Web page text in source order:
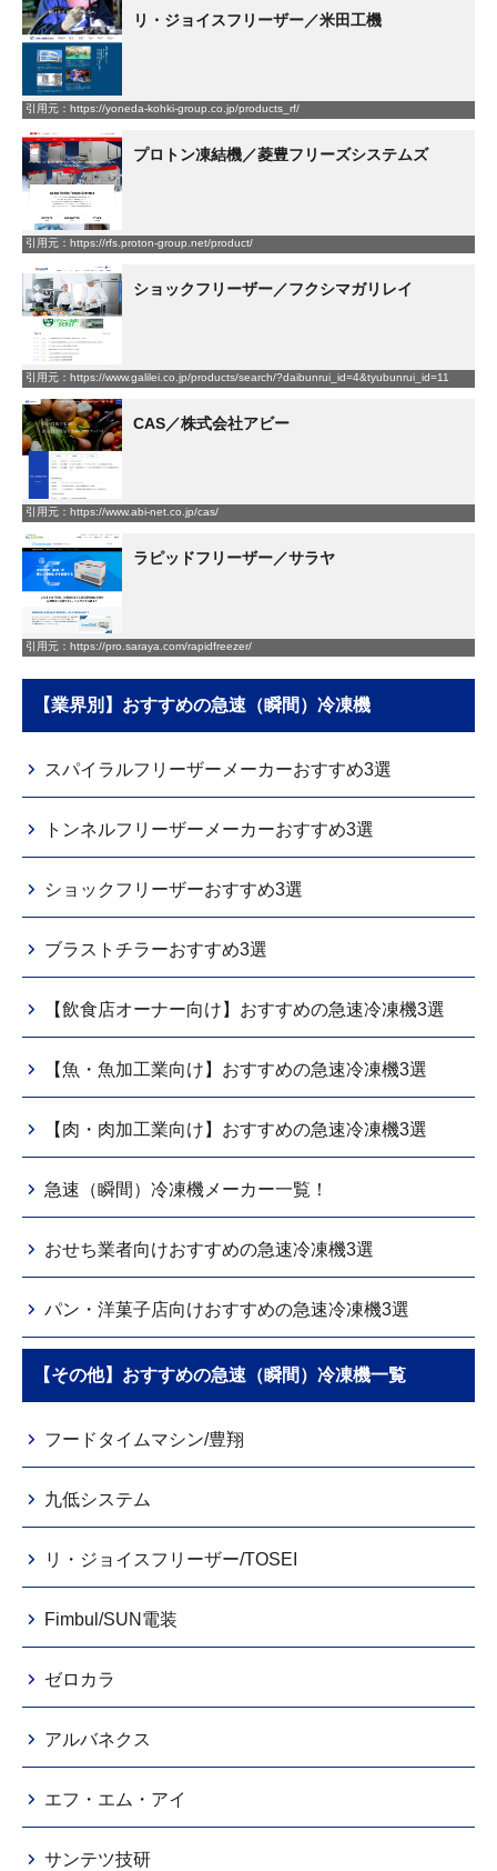
リ・ジョイスフリーザー／米田工機
引用元：https://yoneda-kohki-group.co.jp/products_rf/
プロトン凍結機／菱豊フリーズシステムズ
引用元：https://rfs.proton-group.net/product/
ショックフリーザー／フクシマガリレイ
引用元：https://www.galilei.co.jp/products/search/?daibunrui_id=4&tyubunrui_id=11
CAS／株式会社アビー
引用元：https://www.abi-net.co.jp/cas/
ラピッドフリーザー／サラヤ
引用元：https://pro.saraya.com/rapidfreezer/
【業界別】おすすめの急速（瞬間）冷凍機
スパイラルフリーザーメーカーおすすめ3選
トンネルフリーザーメーカーおすすめ3選
ショックフリーザーおすすめ3選
ブラストチラーおすすめ3選
【飲食店オーナー向け】おすすめの急速冷凍機3選
【魚・魚加工業向け】おすすめの急速冷凍機3選
【肉・肉加工業向け】おすすめの急速冷凍機3選
急速（瞬間）冷凍機メーカー一覧！
おせち業者向けおすすめの急速冷凍機3選
パン・洋菓子店向けおすすめの急速冷凍機3選
【その他】おすすめの急速（瞬間）冷凍機一覧
フードタイムマシン/豊翔
九低システム
リ・ジョイスフリーザー/TOSEI
Fimbul/SUN電装
ゼロカラ
アルバネクス
エフ・エム・アイ
サンテツ技研